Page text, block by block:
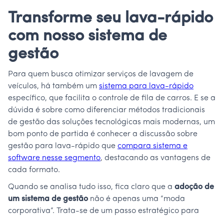
Transforme seu lava-rápido
com nosso sistema de
gestão
Para quem busca otimizar serviços de lavagem de
veículos, há também um sistema para lava-rápido
específico, que facilita o controle de fila de carros. E se a
dúvida é sobre como diferenciar métodos tradicionais
de gestão das soluções tecnológicas mais modernas, um
bom ponto de partida é conhecer a discussão sobre
gestão para lava-rápido que compara sistema e
software nesse segmento, destacando as vantagens de
cada formato.
Quando se analisa tudo isso, fica claro que a adoção de
um sistema de gestão não é apenas uma “moda
corporativa”. Trata-se de um passo estratégico para